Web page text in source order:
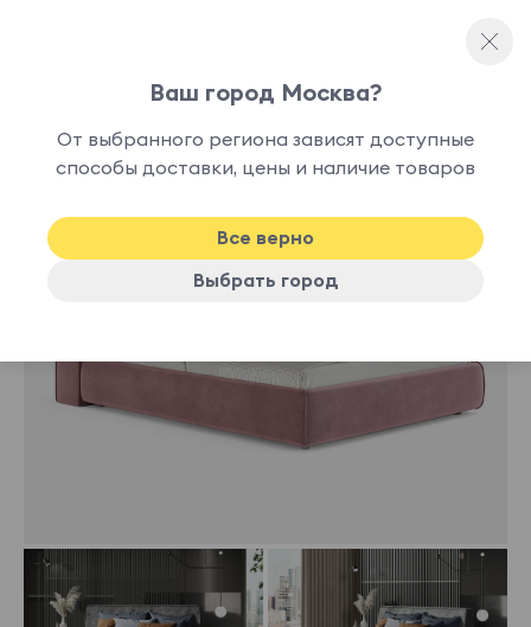
наличии
Ваш город Москва?
От выбранного региона зависят доступные
способы доставки, цены и наличие товаров
Все верно
Выбрать город